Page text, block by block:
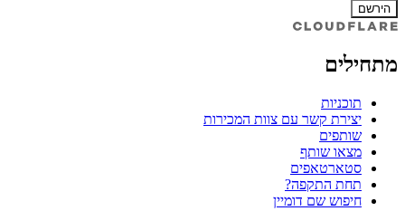
הירשם
מתחילים
תוכניות
יצירת קשר עם צוות המכירות
שותפים
מצאו שותף
סטארטאפים
תחת התקפה?
חיפוש שם דומיין